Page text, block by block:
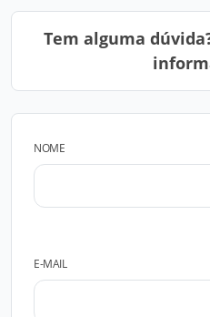
Tem alguma
NOME
E-MAIL